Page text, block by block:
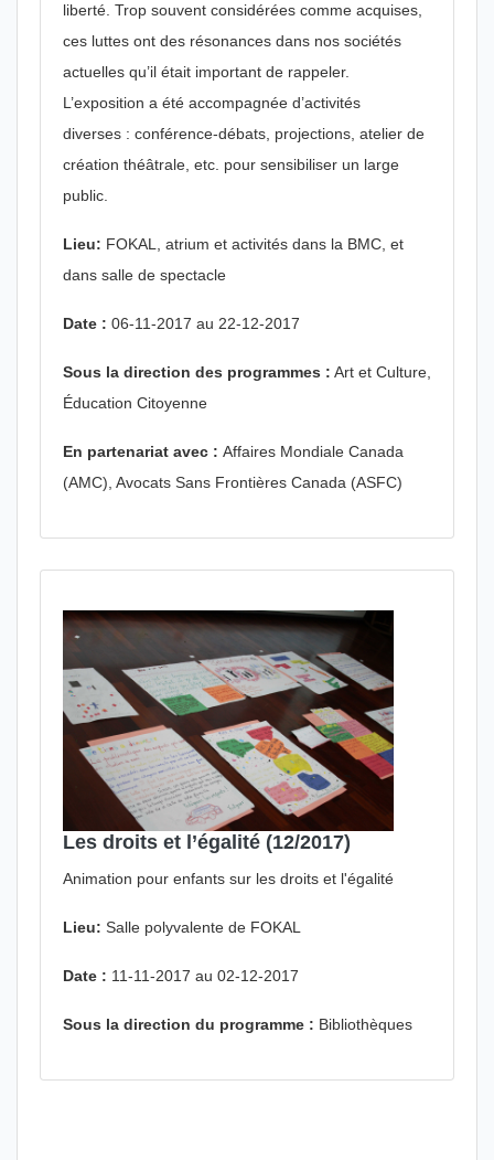
liberté. Trop souvent considérées comme acquises,
ces luttes ont des résonances dans nos sociétés
actuelles qu’il était important de rappeler.
L’exposition a été accompagnée d’activités
diverses : conférence-débats, projections, atelier de
création théâtrale, etc. pour sensibiliser un large
public.
Lieu: FOKAL, atrium et activités dans la BMC, et
dans salle de spectacle
Date : 06-11-2017 au 22-12-2017
Sous la direction des programmes : Art et Culture,
Éducation Citoyenne
En partenariat avec : Affaires Mondiale Canada
(AMC), Avocats Sans Frontières Canada (ASFC)
Les droits et l’égalité (12/2017)
Animation pour enfants sur les droits et l'égalité
Lieu: Salle polyvalente de FOKAL
Date : 11-11-2017 au 02-12-2017
Sous la direction du programme : Bibliothèques